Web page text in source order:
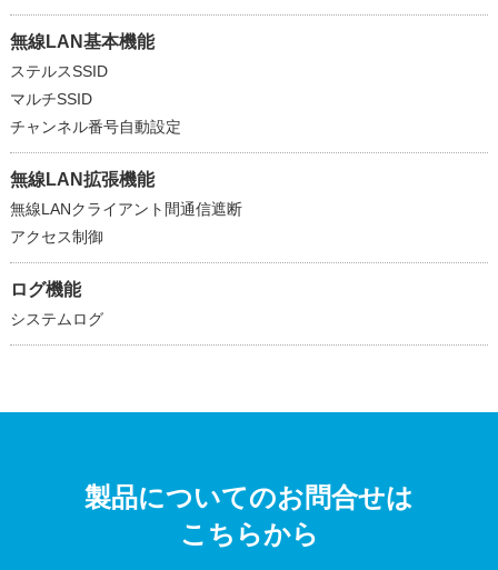
無線LAN基本機能
ステルスSSID
マルチSSID
チャンネル番号自動設定
無線LAN拡張機能
無線LANクライアント間通信遮断
アクセス制御
ログ機能
システムログ
製品についてのお問合せは
こちらから